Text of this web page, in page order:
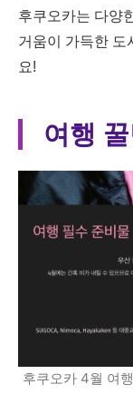
후쿠오카는 다양
거움이 가득한 도
요!
여행
후쿠오카 4월 여